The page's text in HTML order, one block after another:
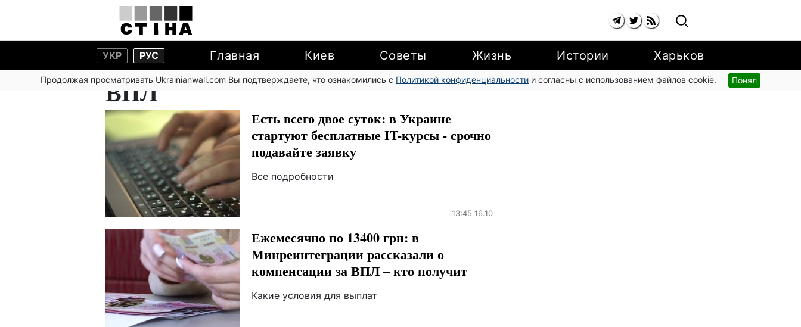
УКР РУС Главная Киев Советы Жизнь Истории Харьков
Продолжая просматривать Ukrainianwall.com Вы подтверждаете, что ознакомились с Политикой конфиденциальности и согласны с использованием файлов cookie. Понял
ВПЛ
Есть всего двое суток: в Украине
стартуют бесплатные IT-курсы - срочно
подавайте заявку
Все подробности
13:45 16.10
Ежемесячно по 13400 грн: в
Минреинтеграции рассказали о
компенсации за ВПЛ – кто получит
Какие условия для выплат